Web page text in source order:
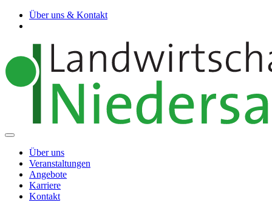
Über uns & Kontakt
Über uns
Veranstaltungen
Angebote
Karriere
Kontakt